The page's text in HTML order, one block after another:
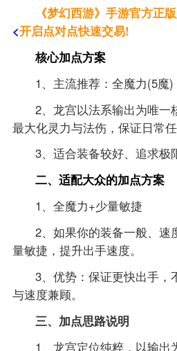
《梦幻西游》手游官方正
<开启点对点快速交易!
核心加点方案
1、主流推荐：全魔力(5魔)
2、龙宫以法系输出为唯一
最大化灵力与法伤，保证日常
3、适合装备较好、追求极
二、适配大众的加点方案
1、全魔力+少量敏捷
2、如果你的装备一般、速
量敏捷，提升出手速度。
3、优势：保证更快出手，
与速度兼顾。
三、加点思路说明
1、龙宫定位纯粹，以输出